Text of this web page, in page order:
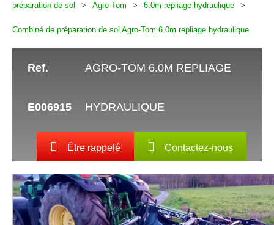
préparation de sol Agro-Tom 6.0m repliage hydraulique
Combiné de préparation de sol Agro-Tom 6.0m repliage hydraulique
AGRO-TOM 6.0M REPLIAGE
HYDRAULIQUE
Ref.
E006915
Être rappelé Contactez-nous